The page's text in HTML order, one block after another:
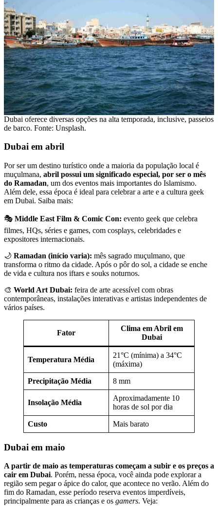
Dubai oferece diversas opções na alta temporada, inclusive, passeios
de barco. Fonte: Unsplash.
Dubai em abril
Por ser um destino turístico onde a maioria da população local é
muçulmana, abril possui um significado especial, por ser o mês
do Ramadan, um dos eventos mais importantes do Islamismo.
Além dele, essa época é ideal para celebrar a arte e a cultura geek
em Dubai. Saiba mais:
🎭 Middle East Film & Comic Con: evento geek que celebra
filmes, HQs, séries e games, com cosplays, celebridades e
expositores internacionais.
🌙 Ramadan (início varia): mês sagrado muçulmano, que
transforma o ritmo da cidade. Após o pôr do sol, a cidade se enche
de vida e cultura nos iftars e souks noturnos.
🎨 World Art Dubai: feira de arte acessível com obras
contemporâneas, instalações interativas e artistas independentes de
vários países.
Fator
Clima em Abril em
Dubai
Temperatura Média
21°C (mínima) a 34°C
(máxima)
Precipitação Média 8 mm
Insolação Média
Aproximadamente 10
horas de sol por dia
Custo Mais barato
Dubai em maio
A partir de maio as temperaturas começam a subir e os preços a
cair em Dubai. Porém, nessa época, você ainda pode explorar a
região sem pegar o ápice do calor, que acontece no verão. Além do
fim do Ramadan, esse período reserva eventos imperdíveis,
principalmente para as crianças e os gamers. Veja: